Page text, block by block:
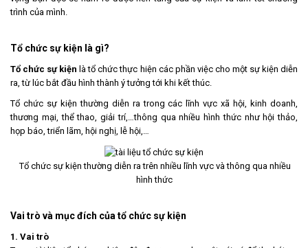
trình của mình.
Tổ chức sự kiện là gì?
Tổ chức sự kiện là tổ chức thực hiện các phần việc cho một sự kiện diễn
ra, từ lúc bắt đầu hình thành ý tưởng tới khi kết thúc.
Tổ chức sự kiện thường diễn ra trong các lĩnh vực xã hội, kinh doanh,
thương mại, thể thao, giải trí,…thông qua nhiều hình thức như hội thảo,
họp báo, triển lãm, hội nghị, lễ hội,…
Tổ chức sự kiện thường diễn ra trên nhiều lĩnh vực và thông qua nhiều
hình thức
Vai trò và mục đích của tổ chức sự kiện
1. Vai trò